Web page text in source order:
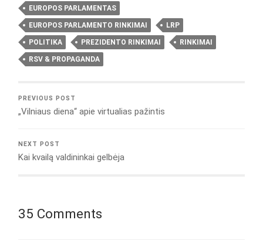
EUROPOS PARLAMENTAS
EUROPOS PARLAMENTO RINKIMAI LRP
POLITIKA PREZIDENTO RINKIMAI RINKIMAI
RSV & PROPAGANDA
PREVIOUS POST
„Vilniaus diena“ apie virtualias pažintis
NEXT POST
Kai kvailą valdininkai gelbėja
35 Comments